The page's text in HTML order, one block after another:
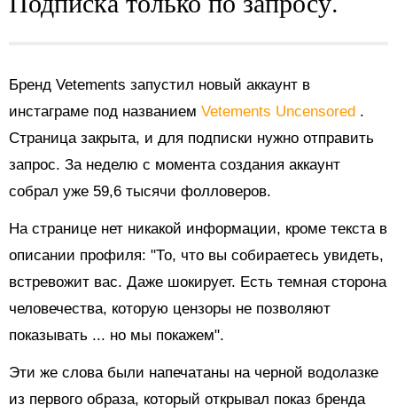
Бренд Vetements запустил новый аккаунт в
инстаграме под названием Vetements Uncensored .
Страница закрыта, и для подписки нужно отправить
запрос. За неделю с момента создания аккаунт
собрал уже 59,6 тысячи фолловеров.
На странице нет никакой информации, кроме текста в
описании профиля: "То, что вы собираетесь увидеть,
встревожит вас. Даже шокирует. Есть темная сторона
человечества, которую цензоры не позволяют
показывать ... но мы покажем".
Эти же слова были напечатаны на черной водолазке
из первого образа, который открывал показ бренда